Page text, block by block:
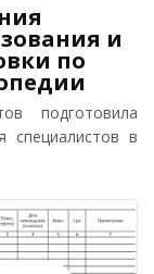
и
по
подготовила
специалистов в